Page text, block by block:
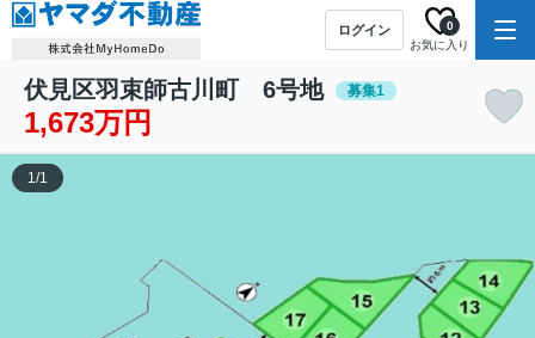
ログイン
お気に入り
0
伏見区羽束師古川町 6号地 募集1
1,673万円
1/1